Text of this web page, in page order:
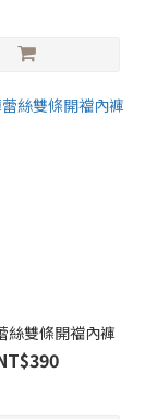
絲雙條開襠內褲